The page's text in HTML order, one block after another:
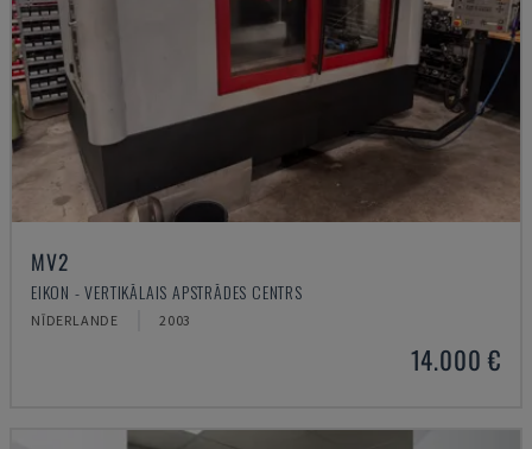
MV2
EIKON - VERTIKĀLAIS APSTRĀDES CENTRS
NĪDERLANDE 2003
14.000 €